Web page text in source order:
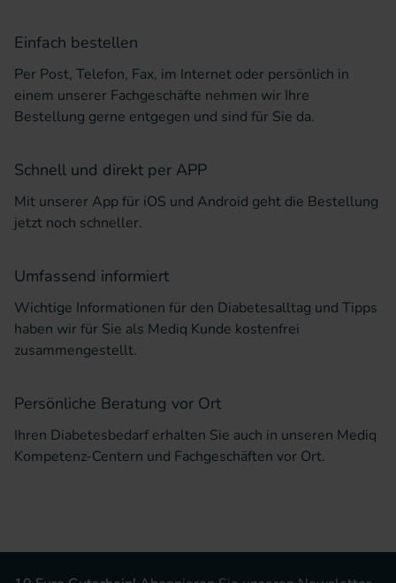
Einfach bestellen
Per Post, Telefon, Fax, im Internet oder persönlich in
einem unserer Fachgeschäfte nehmen wir Ihre
Bestellung gerne entgegen und sind für Sie da.
Schnell und direkt per APP
Mit unserer Appfür iOS und Android geht die Bestellung
jetzt noch schneller.
Umfassend informiert
Wichtige Informationen für den Diabetesalltag und Tipps
haben wir für Sie als Mediq Kunde kostenfrei
zusammengestellt.
Persönliche Beratung vor Ort
Ihren Diabetesbedarf erhalten Sie auch in unseren Mediq
Kompetenz-Centern und Fachgeschäften vor Ort.